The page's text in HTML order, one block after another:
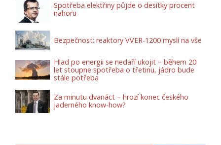
Spotřeba elektřiny půjde o desítky procent
nahoru
Bezpečnost: reaktory VVER-1200 myslí na vše
Hlad po energii se nedaří ukojit – během 20
let stoupne spotřeba o třetinu, jádro bude
stále potřeba
Za minutu dvanáct – hrozí konec českého
jaderného know-how?